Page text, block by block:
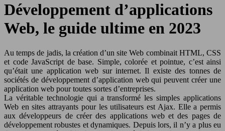
Développement d’applications
Web, le guide ultime en 2023
Au temps de jadis, la création d’un site Web combinait HTML, CSS
et code JavaScript de base. Simple, colorée et pointue, c’est ainsi
qu’était une application web sur internet. Il existe des tonnes de
sociétés de développement d’application web qui peuvent créer une
application web pour toutes sortes d’entreprises.
La véritable technologie qui a transformé les simples applications
Web en sites attrayants pour les utilisateurs est Ajax. Elle a permis
aux développeurs de créer des applications web et des pages de
développement robustes et dynamiques. Depuis lors, il n’y a plus eu